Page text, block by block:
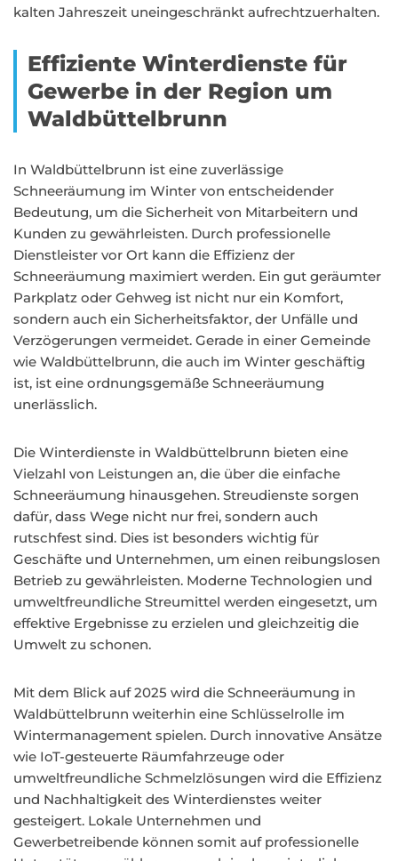
kalten Jahreszeit uneingeschränkt aufrechtzuerhalten.
Effiziente Winterdienste für
Gewerbe in der Region um
Waldbüttelbrunn
In Waldbüttelbrunn ist eine zuverlässige
Schneeräumung im Winter von entscheidender
Bedeutung, um die Sicherheit von Mitarbeitern und
Kunden zu gewährleisten. Durch professionelle
Dienstleister vor Ort kann die Effizienz der
Schneeräumung maximiert werden. Ein gut geräumter
Parkplatz oder Gehweg ist nicht nur ein Komfort,
sondern auch ein Sicherheitsfaktor, der Unfälle und
Verzögerungen vermeidet. Gerade in einer Gemeinde
wie Waldbüttelbrunn, die auch im Winter geschäftig
ist, ist eine ordnungsgemäße Schneeräumung
unerlässlich.
Die Winterdienste in Waldbüttelbrunn bieten eine
Vielzahl von Leistungen an, die über die einfache
Schneeräumung hinausgehen. Streudienste sorgen
dafür, dass Wege nicht nur frei, sondern auch
rutschfest sind. Dies ist besonders wichtig für
Geschäfte und Unternehmen, um einen reibungslosen
Betrieb zu gewährleisten. Moderne Technologien und
umweltfreundliche Streumittel werden eingesetzt, um
effektive Ergebnisse zu erzielen und gleichzeitig die
Umwelt zu schonen.
Mit dem Blick auf 2025 wird die Schneeräumung in
Waldbüttelbrunn weiterhin eine Schlüsselrolle im
Wintermanagement spielen. Durch innovative Ansätze
wie IoT-gesteuerte Räumfahrzeuge oder
umweltfreundliche Schmelzlösungen wird die Effizienz
und Nachhaltigkeit des Winterdienstes weiter
gesteigert. Lokale Unternehmen und
Gewerbetreibende können somit auf professionelle